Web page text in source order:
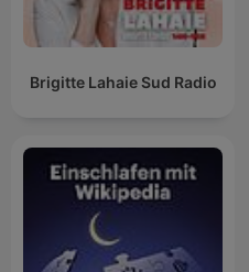
Brigitte Lahaie Sud Radio